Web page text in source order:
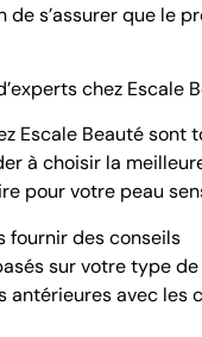
de s’assurer que le
chez Escale
Escale Beauté sont
à choisir la
pour votre peau
fournir des conseils
sur votre type
antérieures avec les